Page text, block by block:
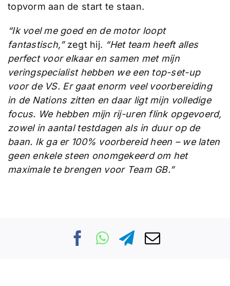
topvorm aan de start te staan.
“Ik voel me goed en de motor loopt
fantastisch,”zegt hij. “Het team heeft alles
perfect voor elkaar en samen met mijn
veringspecialist hebben we een top-set-up
voor de VS. Er gaat enorm veel voorbereiding
in de Nations zitten en daar ligt mijn volledige
focus. We hebben mijn rij-uren flink opgevoerd,
zowel in aantal testdagen als in duur op de
baan. Ik ga er 100% voorbereid heen – we laten
geen enkele steen onomgekeerd om het
maximale te brengen voor Team GB.”